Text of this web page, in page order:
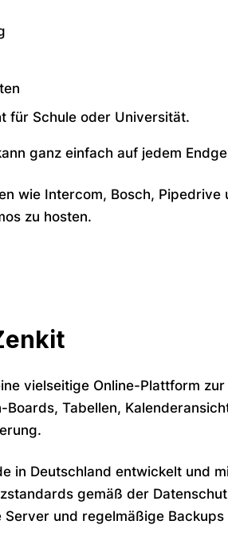
für Schule oder Universität.
ganz einfach auf jedem
wie Intercom, Bosch,
zu hosten.
vielseitige Online-Plattform
Boards, Tabellen,
in Deutschland entwickelt und
gemäß der
Server und regelmäßige